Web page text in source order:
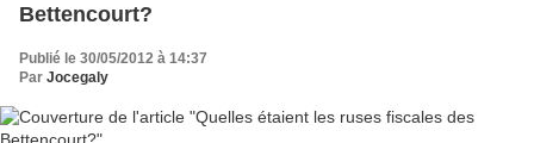
Bettencourt?
Publié le 30/05/2012 à 14:37
Par Jocegaly